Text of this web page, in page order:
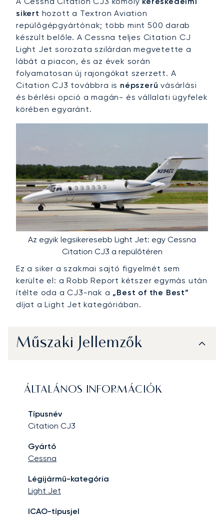
sikert hozott a Textron Aviation
repülőgépgyártónak; több mint 500 darab
készült belőle. A Cessna teljes Citation CJ
Light Jet sorozata szilárdan megvetette a
lábát a piacon, és az évek során
folyamatosan új rajongókat szerzett. A
Citation CJ3 továbbra is népszerű vásárlási
és bérlési opció a magán- és vállalati ügyfelek
körében egyaránt.
Az egyik legsikeresebb Light Jet: egy Cessna
Citation CJ3 a repülőtéren
Ez a siker a szakmai sajtó figyelmét sem
kerülte el: a Robb Report kétszer egymás után
ítélte oda a CJ3-nak a „Best of the Best”
díjat a Light Jet kategóriában.
Műszaki Jellemzők
ÁLTALÁNOS INFORMÁCIÓK
Típusnév
Citation CJ3
Gyártó
Cessna
Légijármű-kategória
Light Jet
ICAO-típusjel